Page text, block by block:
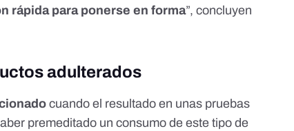
rápida para ponerse en forma”, concluyen
adulterados
cuando el resultado en unas pruebas
premeditado un consumo de este tipo de